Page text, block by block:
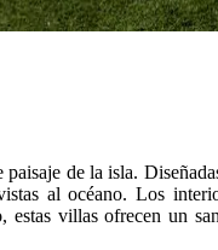
de la isla.
al océano. Los
villas ofrecen un